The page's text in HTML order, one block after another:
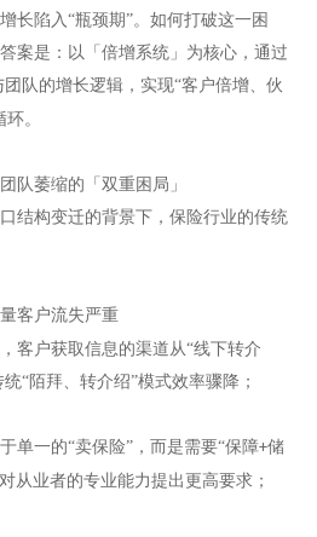
长陷入“瓶颈期”。如何打破这一困
案是：以「倍增系统」为核心，通过
队的增长逻辑，实现“客户倍增、伙
。
队萎缩的「双重困局」
结构变迁的背景下，保险行业的传统
客户流失严重
客户获取信息的渠道从“线下转介
“陌拜、转介绍”模式效率骤降；
单一的“卖保险”，而是需要“保障+储
从业者的专业能力提出更高要求；